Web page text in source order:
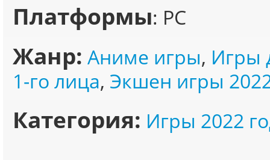
Платформы: PC
Жанр: Аниме игры, Игры
1-го лица, Экшен игры
Категория: Игры 2022